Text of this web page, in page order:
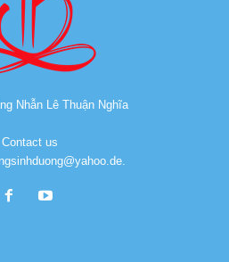
Nhẫn Lê Thuận Nghĩa
Contact us